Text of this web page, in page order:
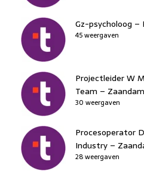
Gz-psycholoog –
45 weergaven
Projectleider W
Team – Zaandam
30 weergaven
Procesoperator
Industry –
28 weergaven